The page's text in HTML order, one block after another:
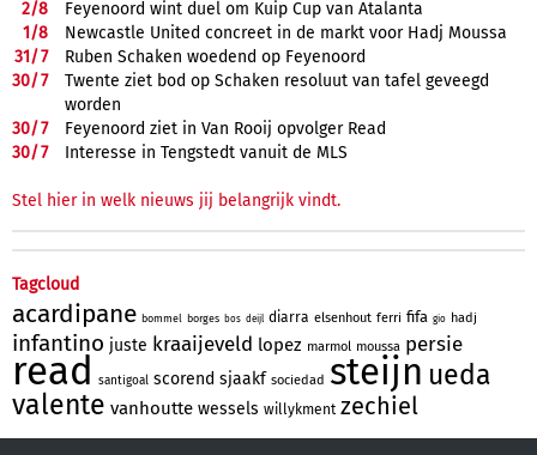
2/8
Feyenoord wint duel om Kuip Cup van Atalanta
1/8
Newcastle United concreet in de markt voor Hadj Moussa
31/7
Ruben Schaken woedend op Feyenoord
30/7
Twente ziet bod op Schaken resoluut van tafel geveegd
worden
30/7
Feyenoord ziet in Van Rooij opvolger Read
30/7 Interesse in Tengstedt vanuit de MLS
Stel hier in welk nieuws jij belangrijk vindt.
Tagcloud
acardipane bommel borges bos deijl diarra elsenhout ferri fifa gio hadj
infantino juste kraaijeveld lopez marmol moussa persie
read santigoal scorend sjaakf sociedad steijn ueda
valente vanhoutte wessels willykment zechiel